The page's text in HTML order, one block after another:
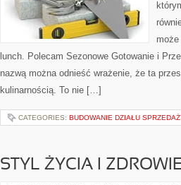
lunch. Polecam Sezonowe Gotowanie i
nazwą można odnieść wrażenie, że ta
kulinarnością. To nie […]
CATEGORIES: BUDOWANIE DZIAŁU
STYL ŻYCIA I ZDROWIE